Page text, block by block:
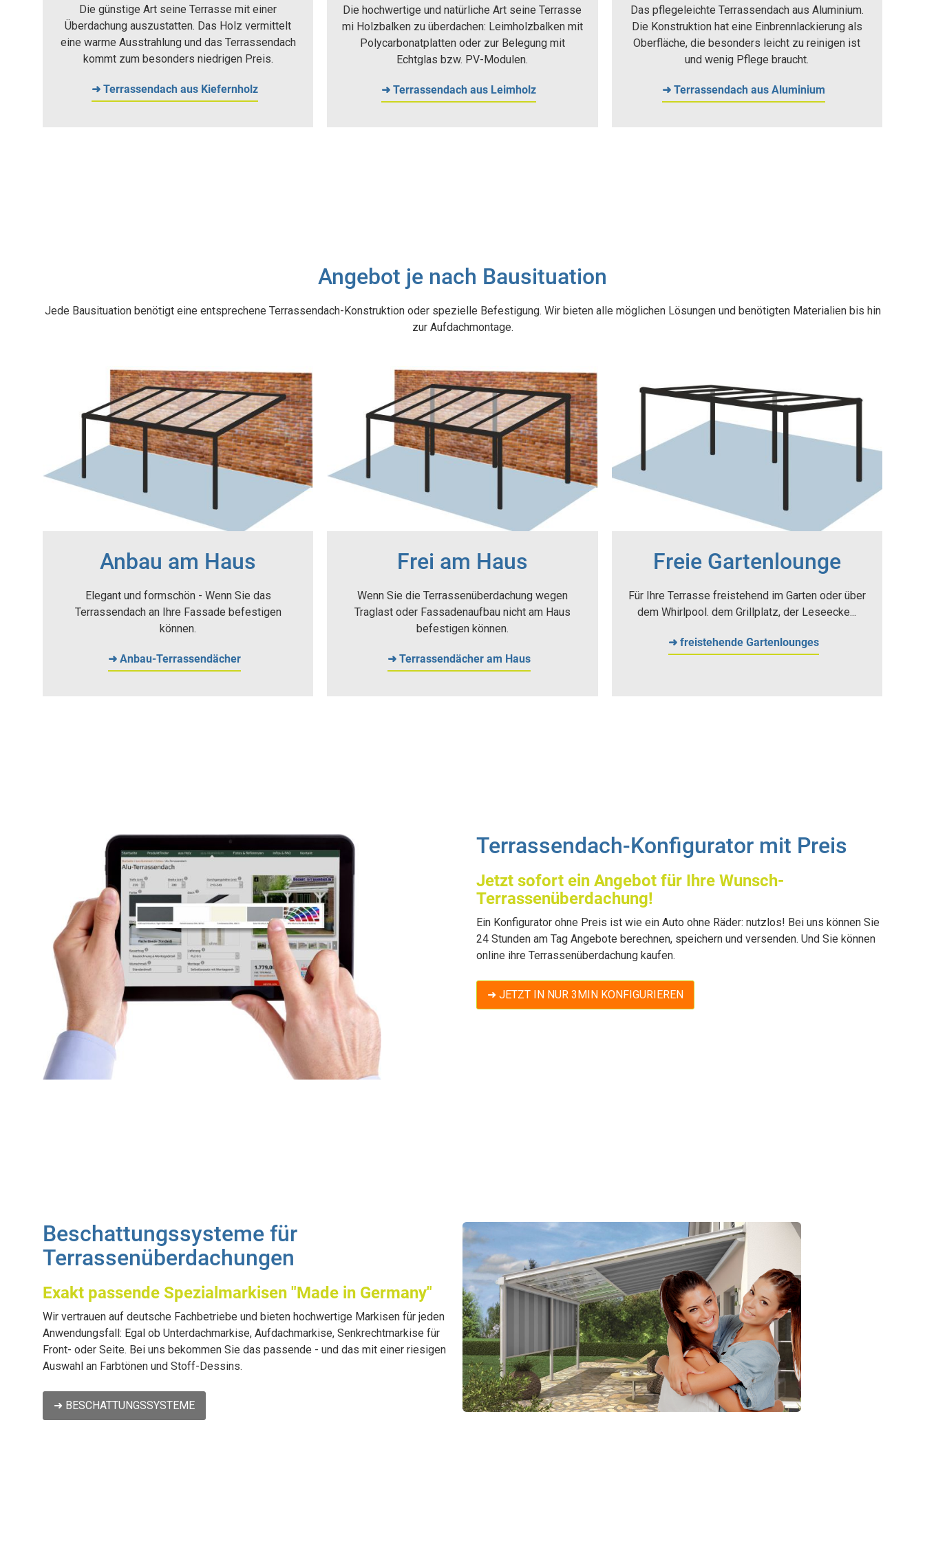
Die günstige Art seine Terrasse mit einer
Überdachung auszustatten. Das Holz vermittelt
eine warme Ausstrahlung und das Terrassendach
kommt zum besonders niedrigen Preis.
➜ Terrassendach aus Kiefernholz
Die hochwertige und natürliche Art seine Terrasse
mi Holzbalken zu überdachen: Leimholzbalken mit
Polycarbonatplatten oder zur Belegung mit
Echtglas bzw. PV-Modulen.
➜ Terrassendach aus Leimholz
Das pflegeleichte Terrassendach aus Aluminium.
Die Konstruktion hat eine Einbrennlackierung als
Oberfläche, die besonders leicht zu reinigen ist
und wenig Pflege braucht.
➜ Terrassendach aus Aluminium
Angebot je nach Bausituation
Jede Bausituation benötigt eine entsprechene Terrassendach-Konstruktion oder spezielle Befestigung. Wir bieten alle möglichen Lösungen und benötigten Materialien bis hin
zur Aufdachmontage.
Anbau am Haus
Elegant und formschön - Wenn Sie das
Terrassendach an Ihre Fassade befestigen
können.
➜ Anbau-Terrassendächer
Frei am Haus
Wenn Sie die Terrassenüberdachung wegen
Traglast oder Fassadenaufbau nicht am Haus
befestigen können.
➜ Terrassendächer am Haus
Freie Gartenlounge
Für Ihre Terrasse freistehend im Garten oder über
dem Whirlpool. dem Grillplatz, der Leseecke...
➜ freistehende Gartenlounges
Terrassendach-Konfigurator mit Preis
Jetzt sofort ein Angebot für Ihre Wunsch-
Terrassenüberdachung!
Ein Konfigurator ohne Preis ist wie ein Auto ohne Räder: nutzlos! Bei uns können Sie
24 Stunden am Tag Angebote berechnen, speichern und versenden. Und Sie können
online ihre Terrassenüberdachung kaufen.
➜ JETZT IN NUR 3MIN KONFIGURIEREN
Beschattungssysteme für
Terrassenüberdachungen
Exakt passende Spezialmarkisen "Made in Germany"
Wir vertrauen auf deutsche Fachbetriebe und bieten hochwertige Markisen für jeden
Anwendungsfall: Egal ob Unterdachmarkise, Aufdachmarkise, Senkrechtmarkise für
Front- oder Seite. Bei uns bekommen Sie das passende - und das mit einer riesigen
Auswahl an Farbtönen und Stoff-Dessins.
➜ BESCHATTUNGSSYSTEME